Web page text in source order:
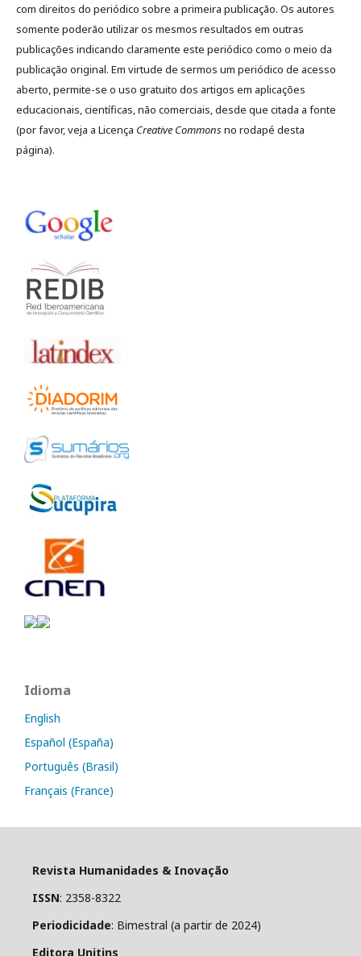
com direitos do periódico sobre a primeira publicação. Os autores
somente poderão utilizar os mesmos resultados em outras
publicações indicando claramente este periódico como o meio da
publicação original. Em virtude de sermos um periódico de acesso
aberto, permite-se o uso gratuito dos artigos em aplicações
educacionais, científicas, não comerciais, desde que citada a fonte
(por favor, veja a Licença Creative Commonsno rodapé desta
página).
Idioma
English
Español (España)
Português (Brasil)
Français (France)
Revista Humanidades & Inovação
ISSN: 2358-8322
Periodicidade: Bimestral (a partir de 2024)
Editora Unitins